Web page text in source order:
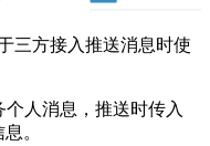
三方接入推送消息时使
人消息，推送时传入
。